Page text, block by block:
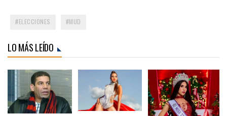
ELECCIONES MUD
LO MÁS LEÍDO